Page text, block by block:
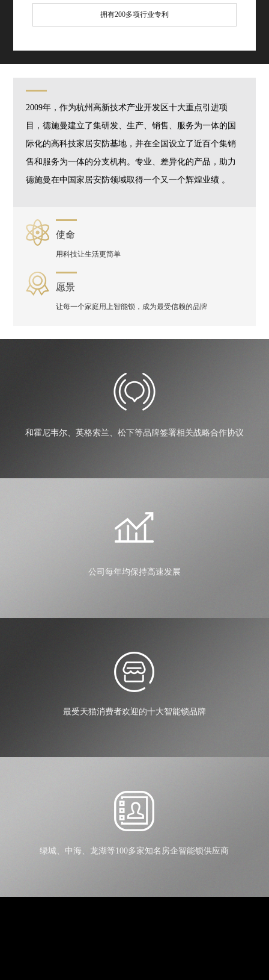
拥有200多项行业专利
2009年，作为杭州高新技术产业开发区十大重点引进项
目，德施曼建立了集研发、生产、销售、服务为一体的国
际化的高科技家居安防基地，并在全国设立了近百个集销
售和服务为一体的分支机构。专业、差异化的产品，助力
德施曼在中国家居安防领域取得一个又一个辉煌业绩 。
使命
用科技让生活更简单
愿景
让每一个家庭用上智能锁，成为最受信赖的品牌
和霍尼韦尔、英格索兰、松下等品牌签署相关战略合作协议
公司每年均保持高速发展
最受天猫消费者欢迎的十大智能锁品牌
绿城、中海、龙湖等100多家知名房企智能锁供应商